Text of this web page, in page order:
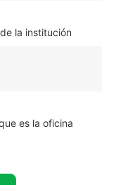
la institución
es la oficina